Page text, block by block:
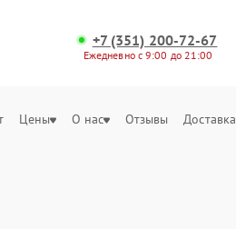
+7 (351) 200-72-67
Ежедневно с 9:00 до 21:00
Цены О нас Отзывы Доставка